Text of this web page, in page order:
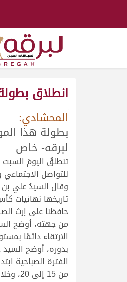
انطلاق
المحشادي:
بطولة هذا
لبرقه- خاص
للتواصل
وقال السيدُ علي
حافظنا على إرث
من جهته، أوضح
الارتقاء دائمًا
من